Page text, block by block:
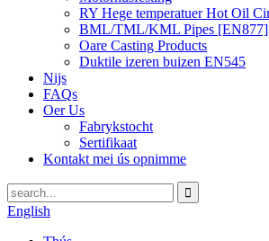
RY Hege temperatuer Hot Oil
BML/TML/KML Pipes [EN877]
Oare Casting Products
Duktile izeren buizen EN545
Nijs
FAQs
Oer Us
Fabrykstocht
Sertifikaat
Kontakt mei ús opnimme
English